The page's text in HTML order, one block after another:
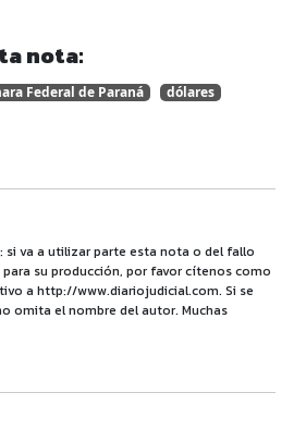
nota:
Federal de Paraná
dólares
si va a utilizar parte esta nota o del fallo
su producción, por favor cítenos como
a http://www.diariojudicial.com. Si se
omita el nombre del autor. Muchas